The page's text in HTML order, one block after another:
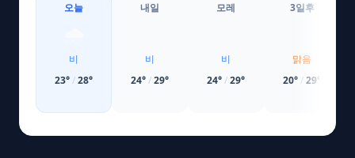
오늘
비
23°/28°
내일
비
24°/29°
모레
비
24°/29°
3일후
맑음
20° /29°